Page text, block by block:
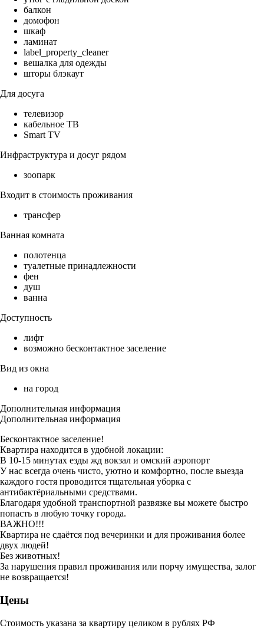
балкон
домофон
шкаф
ламинат
label_property_cleaner
вешалка для одежды
шторы блэкаут
Для досуга
телевизор
кабельное ТВ
Smart TV
Инфраструктура и досуг рядом
зоопарк
Входит в стоимость проживания
трансфер
Ванная комната
полотенца
туалетные принадлежности
фен
душ
ванна
Доступность
лифт
возможно бесконтактное заселение
Вид из окна
на город
Дополнительная информация
Дополнительная информация
Бесконтактное заселение!
Квартира находится в удобной локации:
В 10-15 минутах езды жд вокзал и омский аэропорт
У нас всегда очень чисто, уютно и комфортно, после выезда
каждого гостя проводится тщательная уборка с
антибактёриальными средствами.
Благодаря удобной транспортной развязке вы можете быстро
попасть в любую точку города.
ВАЖНО!!!
Квартира не сдаётся под вечеринки и для проживания более
двух людей!
Без животных!
За нарушения правил проживания или порчу имущества, залог
не возвращается!
Цены
Стоимость указана за квартиру целиком в рублях РФ